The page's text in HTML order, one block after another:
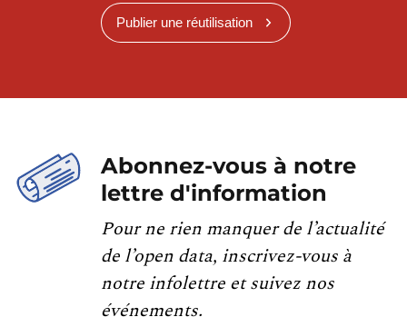
Publier une réutilisation
Abonnez-vous à notre
lettre d'information
Pour ne rien manquer de l’actualité
de l’open data, inscrivez-vous à
notre infolettre et suivez nos
événements.